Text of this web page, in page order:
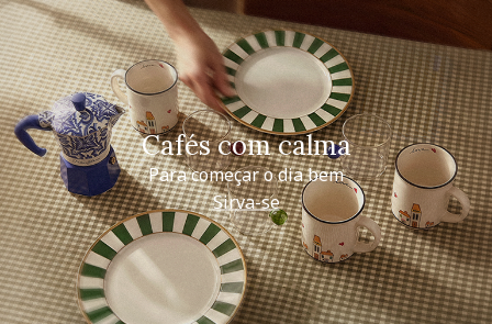
Cafés com calma
Para começar o dia bem
Sirva-se